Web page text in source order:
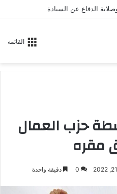
الدفاع عن السيادة
القائمة
حزب العمال
مقره
0 دقيقة واحدة